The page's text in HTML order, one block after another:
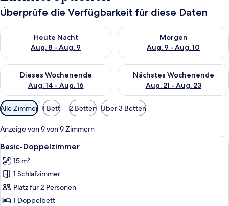
Überprüfe die Verfügbarkeit für diese Daten
Heute Nacht
Aug. 8 - Aug. 9
Überprüfe die Verfügbarkeit für heute Nacht, Aug. 8 - Aug. 9.
Morgen
Aug. 9 - Aug. 10
Überprüfe die Verfügbarkeit
Dieses Wochenende
Aug. 14 - Aug. 16
Überprüfe die Verfügbarkeit für dieses Wochenende, Aug. 14
Nächstes Wochenende
Aug. 21 - Aug. 23
Überprüfe die Verfügbarkeit
Verfügbare
Filter
für
Zimmer
Alle Zimmer 1 Bett 2 Betten Über 3 Betten
Anzeige von 9 von 9 Zimmern
Alle
Fotos
für
Basic-
Doppelzimmer
anzeigen
Ein modernes Hotelzimmer mit Bett,
6
Basic-Doppelzimmer
15 m²
1 Schlafzimmer
Platz für 2 Personen
1 Doppelbett